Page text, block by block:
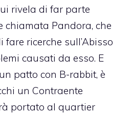
rivela di far parte
chiamata Pandora, che
ricerche sull’Abisso
causati da esso. E
patto con B-rabbit, è
un Contraente
portato al quartier